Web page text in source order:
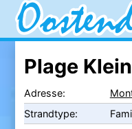
Plage
Adresse:
Strandtype: